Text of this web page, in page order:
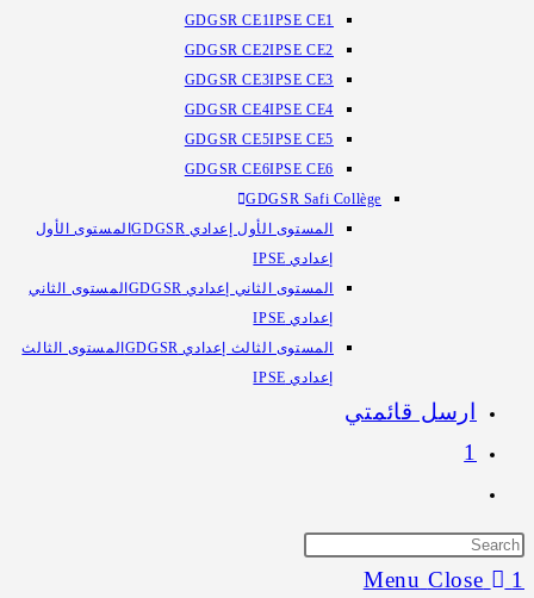
GDGSR CE1IPSE CE1
GDGSR CE2IPSE CE2
GDGSR CE3IPSE CE3
GDGSR CE4IPSE CE4
GDGSR CE5IPSE CE5
GDGSR CE6IPSE CE6
GDGSR Safi Collège
المستوى الأول إعدادي GDGSR
المستوى الأول
إعدادي IPSE
المستوى الثاني إعدادي GDGSR
المستوى الثاني
إعدادي IPSE
المستوى الثالث إعدادي GDGSR
المستوى الثالث
إعدادي IPSE
ارسل قائمتي
1
website
search
1
Menu Close